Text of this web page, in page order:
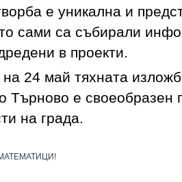
е уникална и
сами са събирали
в проекти.
24 май тяхната
е своеобразен
на града.